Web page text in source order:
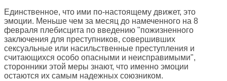
Единственное, что ими по-настоящему движет, это
эмоции. Меньше чем за месяц до намеченного на 8
февраля плебисцита по введению "пожизненного
заключения для преступников, совершивших
сексуальные или насильственные преступления и
считающихся особо опасными и неисправимыми",
сторонники этой меры знают, что именно эмоции
остаются их самым надежных союзником.